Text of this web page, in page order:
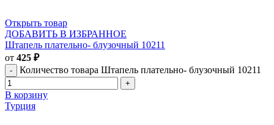
Открыть товар
ДОБАВИТЬ В ИЗБРАННОЕ
Штапель плательно- блузочный 10211
от 425 ₽
Количество товара Штапель плательно- блузочный 10211
В корзину
Турция